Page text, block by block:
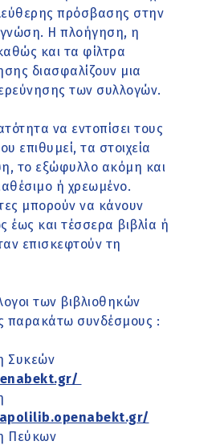
πρόσβασης στην
Η πλοήγηση, η
και τα φίλτρα
διασφαλίζουν μια
των συλλογών.
να εντοπίσει τους
επιθυμεί, τα στοιχεία
το εξώφυλλο ακόμη και
ή χρεωμένο.
μπορούν να κάνουν
και τέσσερα βιβλία ή
επισκεφτούν τη
των βιβλιοθηκών
παρακάτω συνδέσμους :
Συκεών
Πεύκων